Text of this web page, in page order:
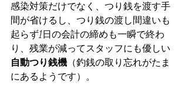
感染対策だけでなく、つり銭を渡す手
間が省けるし、つり銭の渡し間違いも
起らず1日の会計の締めも一瞬で終わ
り、残業が減ってスタッフにも優しい
自動つり銭機 （釣銭の取り忘れがたま
にあるようです）。